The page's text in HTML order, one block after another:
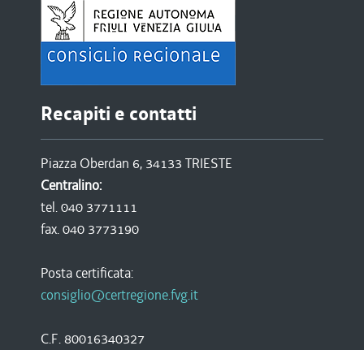
Recapiti e contatti
Piazza Oberdan 6, 34133 TRIESTE
Centralino:
tel. 040 3771111
fax. 040 3773190
Posta certificata:
consiglio@certregione.fvg.it
C.F. 80016340327